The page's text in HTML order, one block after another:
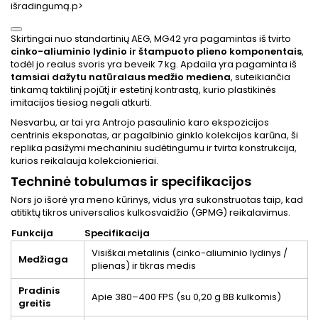
išradingumą.p>
Skirtingai nuo standartinių AEG, MG42 yra pagamintas iš tvirto
cinko-aliuminio lydinio ir štampuoto plieno komponentais,
todėl jo realus svoris yra beveik 7 kg. Apdaila yra pagaminta iš
tamsiai dažytu natūralaus medžio mediena, suteikiančia
tinkamą taktilinį pojūtį ir estetinį kontrastą, kurio plastikinės
imitacijos tiesiog negali atkurti.
Nesvarbu, ar tai yra Antrojo pasaulinio karo ekspozicijos
centrinis eksponatas, ar pagalbinio ginklo kolekcijos karūna, ši
replika pasižymi mechaniniu sudėtingumu ir tvirta konstrukcija,
kurios reikalauja kolekcionieriai.
Techninė tobulumas ir specifikacijos
Nors jo išorė yra meno kūrinys, vidus yra sukonstruotas taip, kad
atitiktų tikros universalios kulkosvaidžio (GPMG) reikalavimus.
Funkcija
Specifikacija
Medžiaga
Visiškai metalinis (cinko-aliuminio lydinys /
plienas) ir tikras medis
Pradinis
greitis
Apie 380–400 FPS (su 0,20 g BB kulkomis)